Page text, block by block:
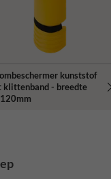
kunststof
klittenband - breedte